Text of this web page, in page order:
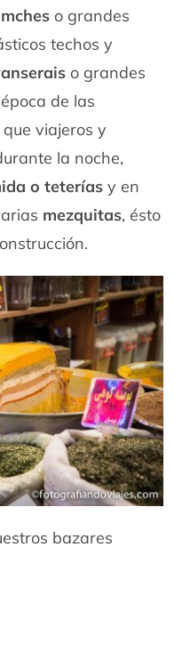
o grandes
techos y
o grandes
de las
viajeros y
la noche,
o teterías y en
mezquitas, ésto
bazares